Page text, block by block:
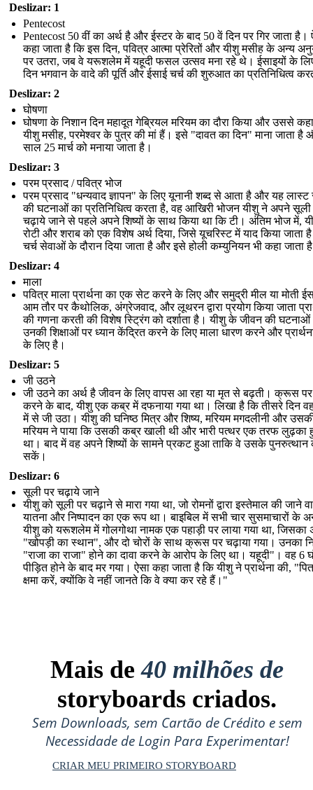
Deslizar: 1
Pentecost
Pentecost 50 वीं का अर्थ है और ईस्टर के बाद 50 वें दिन पर गिर जाता है।
कहा जाता है कि इस दिन, पवित्र आत्मा प्रेरितों और यीशु मसीह के अन्य
पर उतरा, जब वे यरूशलेम में यहूदी फसल उत्सव मना रहे थे। ईसाइयों के
दिन भगवान के वादे की पूर्ति और ईसाई चर्च की शुरुआत का प्रतिनिधित्व
Deslizar: 2
घोषणा
घोषणा के निशान दिन महादूत गेब्रियल मरियम का दौरा किया और उससे
यीशु मसीह, परमेश्वर के पुत्र की मां हैं। इसे "दावत का दिन" माना जाता है
साल 25 मार्च को मनाया जाता है।
Deslizar: 3
परम प्रसाद / पवित्र भोज
परम प्रसाद "धन्यवाद ज्ञापन" के लिए यूनानी शब्द से आता है और यह लास्ट
की घटनाओं का प्रतिनिधित्व करता है, वह आखिरी भोजन यीशु ने अपने सूली
चढ़ाये जाने से पहले अपने शिष्यों के साथ किया था कि टी। अंतिम भोज में,
रोटी और शराब को एक विशेष अर्थ दिया, जिसे यूचरिस्ट में याद किया जाता
चर्च सेवाओं के दौरान दिया जाता है और इसे होली कम्युनियन भी कहा जाता
Deslizar: 4
माला
पवित्र माला प्रार्थना का एक सेट करने के लिए और समुद्री मील या मोती
आम तौर पर कैथोलिक, अंग्रेजवाद, और लूथरन द्वारा प्रयोग किया जाता
की गणना करती की विशेष स्ट्रिंग को दर्शाता है। यीशु के जीवन की
उनकी शिक्षाओं पर ध्यान केंद्रित करने के लिए माला धारण करने और
के लिए है।
Deslizar: 5
जी उठने
जी उठने का अर्थ है जीवन के लिए वापस आ रहा या मृत से बढ़ती। क्रूस पर
करने के बाद, यीशु एक कब्र में दफनाया गया था। लिखा है कि तीसरे दिन
में से जी उठा। यीशु की घनिष्ठ मित्र और शिष्य, मरियम मगदलीनी और
मरियम ने पाया कि उसकी कब्र खाली थी और भारी पत्थर एक तरफ लुढ़का
था। बाद में वह अपने शिष्यों के सामने प्रकट हुआ ताकि वे उसके पुनरुत्थान
सकें।
Deslizar: 6
सूली पर चढ़ाये जाने
यीशु को सूली पर चढ़ाने से मारा गया था, जो रोमनों द्वारा इस्तेमाल की जाने
यातना और निष्पादन का एक रूप था। बाइबिल में सभी चार सुसमाचारों के
यीशु को यरूशलेम में गोलगोथा नामक एक पहाड़ी पर लाया गया था, जिसका
"खोपड़ी का स्थान", और दो चोरों के साथ क्रूस पर चढ़ाया गया। उनका
"राजा का राजा" होने का दावा करने के आरोप के लिए था। यहूदी"। वह 6
पीड़ित होने के बाद मर गया। ऐसा कहा जाता है कि यीशु ने प्रार्थना की,
क्षमा करें, क्योंकि वे नहीं जानते कि वे क्या कर रहे हैं।"
Mais de40 milhões de
storyboards criados.
Sem Downloads, sem Cartão de Crédito e sem
Necessidade de Login Para Experimentar!
CRIAR MEU PRIMEIRO STORYBOARD